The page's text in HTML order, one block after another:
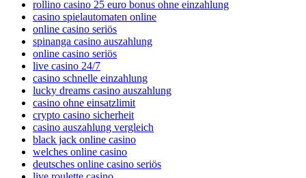
rollino casino 25 euro bonus ohne einzahlung
casino spielautomaten online
online casino seriös
spinanga casino auszahlung
online casino seriös
live casino 24/7
casino schnelle einzahlung
lucky dreams casino auszahlung
casino ohne einsatzlimit
crypto casino sicherheit
casino auszahlung vergleich
black jack online casino
welches online casino
deutsches online casino seriös